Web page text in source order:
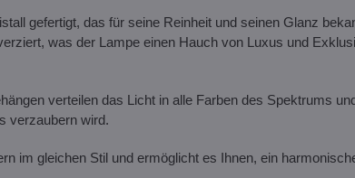
gefertigt, das für seine Reinheit und seinen Glanz
was der Lampe einen Hauch von Luxus und
verteilen das Licht in alle Farben des Spektrums
verzaubern wird.
im gleichen Stil und ermöglicht es Ihnen, ein